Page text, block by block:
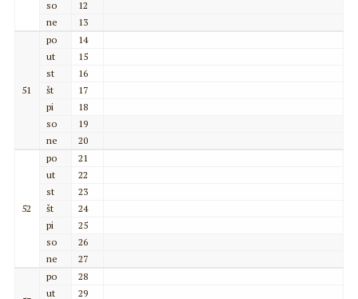
so
12
ne
13
51
po
14
ut
15
st
16
št
17
pi
18
so
19
ne
20
52
po
21
ut
22
st
23
št
24
pi
25
so
26
ne
27
po
28
ut
29